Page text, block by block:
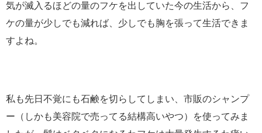
気が滅入るほどの量のフケを出していた今の生活から、フ
ケの量が少しでも減れば、少しでも胸を張って生活できま
すよね。
私も先日不覚にも石鹸を切らしてしまい、市販のシャンプ
ー（しかも美容院で売ってる結構高いやつ）を使ってみま